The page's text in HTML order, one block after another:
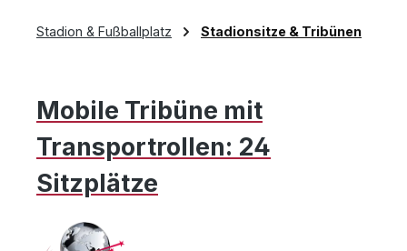
Stadion & Fußballplatz Stadionsitze & Tribünen
Mobile Tribüne mit
Transportrollen: 24
Sitzplätze